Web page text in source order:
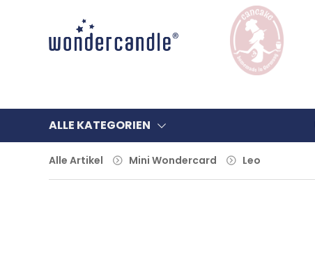
ALLE KATEGORIEN
Alle Artikel Mini Wondercard Leo